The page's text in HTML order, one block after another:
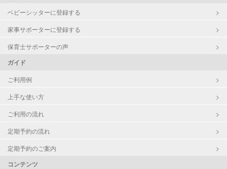
ベビーシッターに登録する
家事サポーターに登録する
保育士サポーターの声
ガイド
ご利用例
上手な使い方
ご利用の流れ
定期予約の流れ
定期予約のご案内
コンテンツ